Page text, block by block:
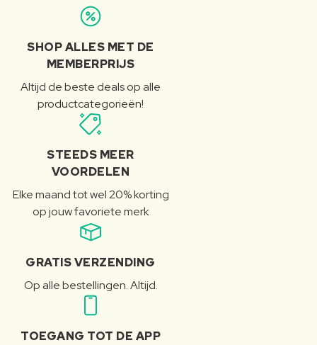
SHOP ALLES MET DE
MEMBERPRIJS
Altijd de beste deals op alle
productcategorieën!
STEEDS MEER
VOORDELEN
Elke maand tot wel 20% korting
op jouw favoriete merk
GRATIS VERZENDING
Op alle bestellingen. Altijd.
TOEGANG TOT DE APP